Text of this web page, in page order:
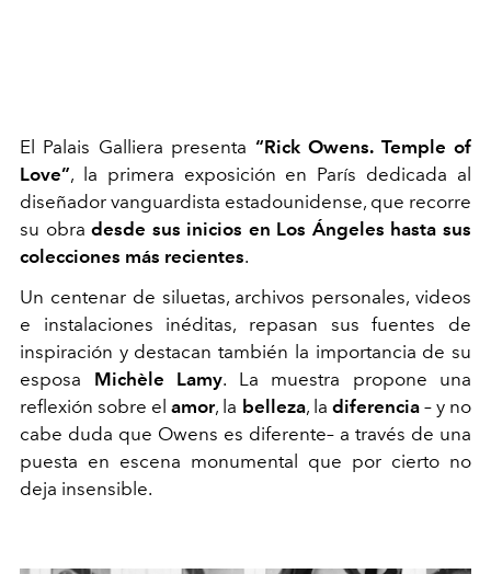
El Palais Galliera presenta “Rick Owens. Temple of
Love”, la primera exposición en París dedicada al
diseñador vanguardista estadounidense, que recorre
su obradesde sus inicios en Los Ángeles hasta sus
colecciones más recientes.
Un centenar de siluetas, archivos personales, videos
e instalaciones inéditas, repasan sus fuentes de
inspiración y destacan también la importancia de su
esposa Michèle Lamy. La muestra propone una
reflexión sobre elamor, la belleza, la diferencia– y no
cabe duda que Owens es diferente– a través de una
puesta en escena monumental que por cierto no
deja insensible.